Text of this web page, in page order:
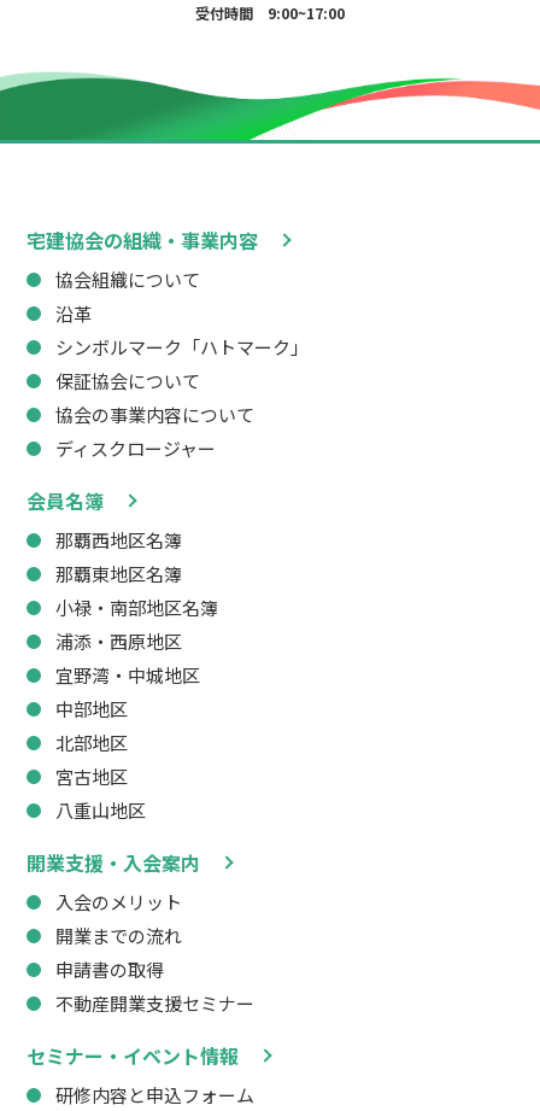
受付時間 9:00~17:00
宅建協会の組織・事業内容
協会組織について
沿革
シンボルマーク「ハトマーク」
保証協会について
協会の事業内容について
ディスクロージャー
会員名簿
那覇西地区名簿
那覇東地区名簿
小禄・南部地区名簿
浦添・西原地区
宜野湾・中城地区
中部地区
北部地区
宮古地区
八重山地区
開業支援・入会案内
入会のメリット
開業までの流れ
申請書の取得
不動産開業支援セミナー
セミナー・イベント情報
研修内容と申込フォーム